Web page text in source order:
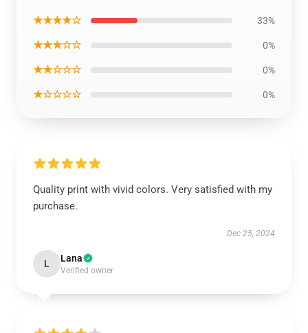
★★★★☆ 33%
★★★☆☆ 0%
★★☆☆☆ 0%
★☆☆☆☆ 0%
Quality print with vivid colors. Very satisfied with my
purchase.
Dec 25, 2024
L Lana
Verified owner